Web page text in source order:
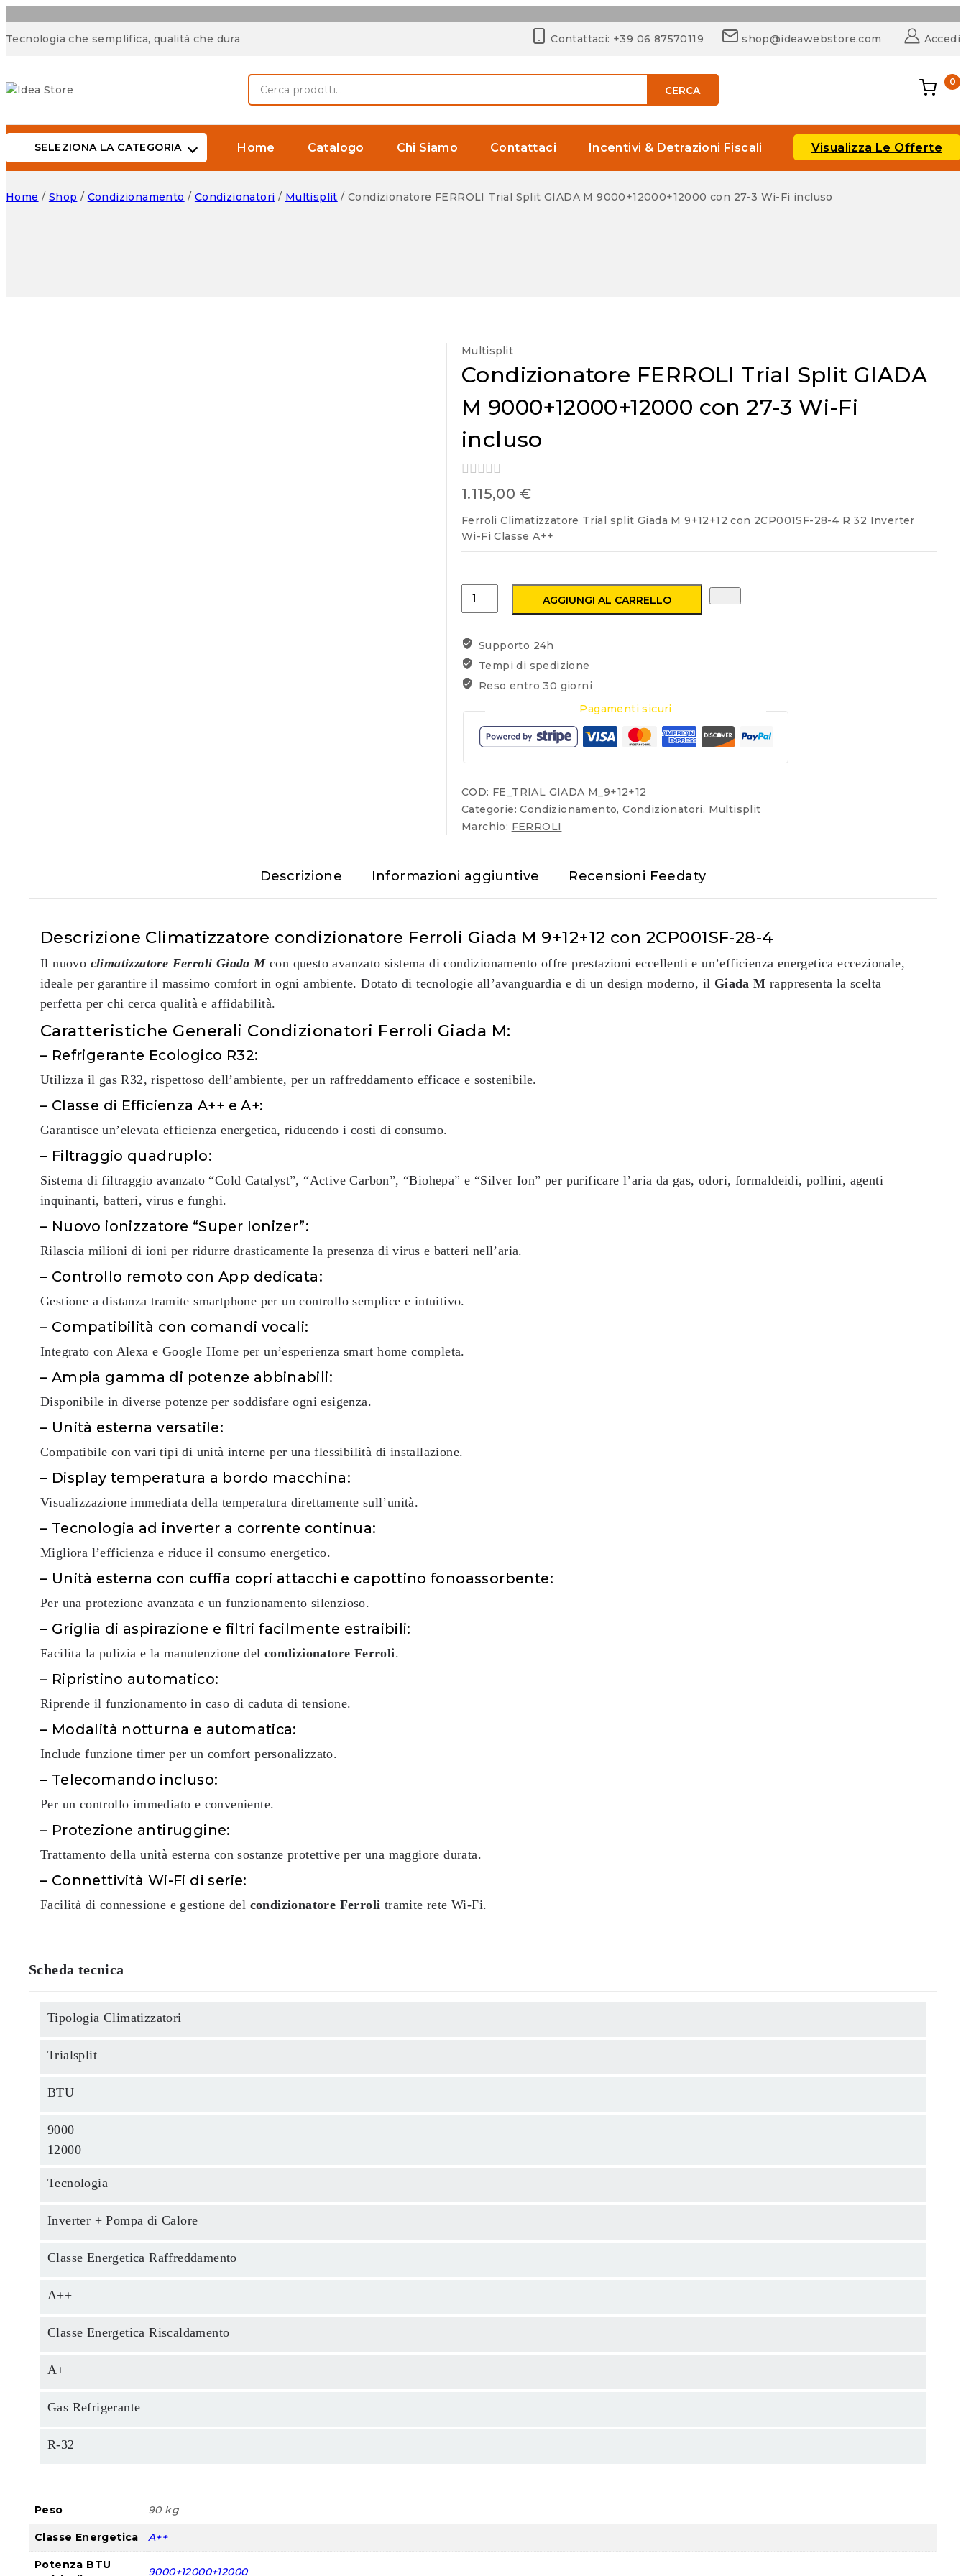
Tecnologia che semplifica, qualità che dura Contattaci: +39 06 87570119 shop@ideawebstore.com Accedi
CERCA
0
SELEZIONA LA CATEGORIA Home Catalogo Chi Siamo Contattaci Incentivi & Detrazioni Fiscali Visualizza Le Offerte
Home / Shop / Condizionamento / Condizionatori / Multisplit / Condizionatore FERROLI Trial Split GIADA M 9000+12000+12000 con 27-3 Wi-Fi incluso
Multisplit
Condizionatore FERROLI Trial Split GIADA
M 9000+12000+12000 con 27-3 Wi-Fi
incluso
0
out
of
5
1.115,00 €
Ferroli Climatizzatore Trial split Giada M 9+12+12 con 2CP001SF-28-4 R 32 Inverter
Wi-Fi Classe A++
AGGIUNGI AL CARRELLO
Supporto 24h
Tempi di spedizione
Reso entro 30 giorni
Pagamenti sicuri
COD: FE_TRIAL GIADA M_9+12+12
Categorie:Condizionamento,Condizionatori, Multisplit
Marchio: FERROLI
Descrizione Informazioni aggiuntive Recensioni Feedaty
Descrizione Climatizzatore condizionatore Ferroli Giada M 9+12+12 con 2CP001SF-28-4
Il nuovo climatizzatore Ferroli Giada Mcon questo avanzato sistema di condizionamento offre prestazioni eccellenti e un’efficienza energetica eccezionale,
ideale per garantire il massimo comfort in ogni ambiente. Dotato di tecnologie all’avanguardia e di un design moderno, il Giada M rappresenta la scelta
perfetta per chi cerca qualità e affidabilità.
Caratteristiche Generali Condizionatori Ferroli Giada M:
– Refrigerante Ecologico R32:
Utilizza il gas R32, rispettoso dell’ambiente, per un raffreddamento efficace e sostenibile.
– Classe di Efficienza A++ e A+:
Garantisce un’elevata efficienza energetica, riducendo i costi di consumo.
– Filtraggio quadruplo:
Sistema di filtraggio avanzato “Cold Catalyst”, “Active Carbon”, “Biohepa” e “Silver Ion” per purificare l’aria da gas, odori, formaldeidi, pollini, agenti
inquinanti, batteri, virus e funghi.
– Nuovo ionizzatore “Super Ionizer”:
Rilascia milioni di ioni per ridurre drasticamente la presenza di virus e batteri nell’aria.
– Controllo remoto con App dedicata:
Gestione a distanza tramite smartphone per un controllo semplice e intuitivo.
– Compatibilità con comandi vocali:
Integrato con Alexa e Google Home per un’esperienza smart home completa.
– Ampia gamma di potenze abbinabili:
Disponibile in diverse potenze per soddisfare ogni esigenza.
– Unità esterna versatile:
Compatibile con vari tipi di unità interne per una flessibilità di installazione.
– Display temperatura a bordo macchina:
Visualizzazione immediata della temperatura direttamente sull’unità.
– Tecnologia ad inverter a corrente continua:
Migliora l’efficienza e riduce il consumo energetico.
– Unità esterna con cuffia copri attacchi e capottino fonoassorbente:
Per una protezione avanzata e un funzionamento silenzioso.
– Griglia di aspirazione e filtri facilmente estraibili:
Facilita la pulizia e la manutenzione del condizionatore Ferroli.
– Ripristino automatico:
Riprende il funzionamento in caso di caduta di tensione.
– Modalità notturna e automatica:
Include funzione timer per un comfort personalizzato.
– Telecomando incluso:
Per un controllo immediato e conveniente.
– Protezione antiruggine:
Trattamento della unità esterna con sostanze protettive per una maggiore durata.
– Connettività Wi-Fi di serie:
Facilità di connessione e gestione del condizionatore Ferroli tramite rete Wi-Fi.
Scheda tecnica
Tipologia Climatizzatori
Trialsplit
BTU
9000
12000
Tecnologia
Inverter + Pompa di Calore
Classe Energetica Raffreddamento
A++
Classe Energetica Riscaldamento
A+
Gas Refrigerante
R-32
Peso 90 kg
Classe Energetica A++
Potenza BTU
9000+12000+12000